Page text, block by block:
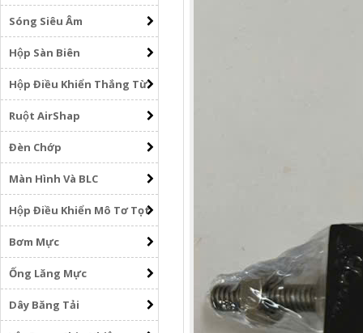
Sóng Siêu Âm
Hộp Sàn Biên
Hộp Điều Khiển Thắng Từ
Ruột AirShap
Đèn Chớp
Màn Hình Và BLC
Hộp Điều Khiển Mô Tơ Tọt
Bơm Mực
Ống Lăng Mực
Dây Băng Tải